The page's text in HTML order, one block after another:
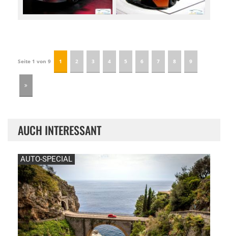
Seite 1 von 9 1 2 3 4 5 6 7 8 9
AUCH INTERESSANT
AUTO-SPECIAL